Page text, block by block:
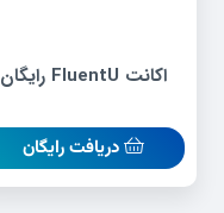
اکانت FluentU رایگان
دریافت رایگان